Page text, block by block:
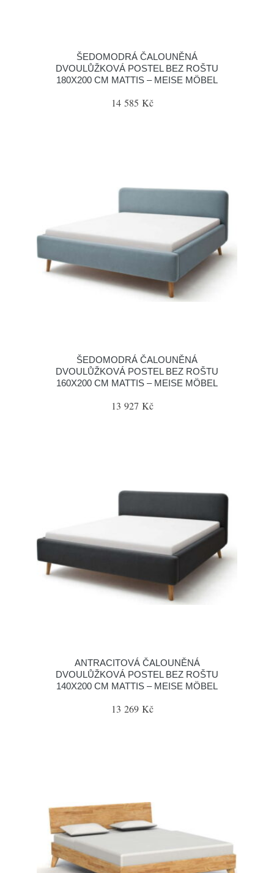
ŠEDOMODRÁ ČALOUNĚNÁ
DVOULŮŽKOVÁ POSTEL BEZ ROŠTU
180X200 CM MATTIS – MEISE MÖBEL
14 585 Kč
ŠEDOMODRÁ ČALOUNĚNÁ
DVOULŮŽKOVÁ POSTEL BEZ ROŠTU
160X200 CM MATTIS – MEISE MÖBEL
13 927 Kč
ANTRACITOVÁ ČALOUNĚNÁ
DVOULŮŽKOVÁ POSTEL BEZ ROŠTU
140X200 CM MATTIS – MEISE MÖBEL
13 269 Kč